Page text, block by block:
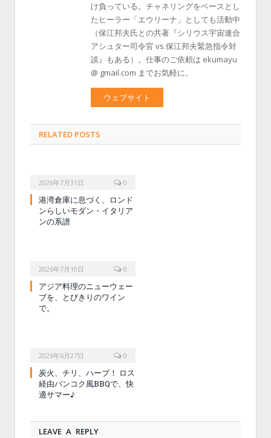
け負っている。チャネリングをベースとし
たヒーラー「エウリーナ」としても活動中
（保江邦夫氏との共著『シリウス宇宙連合
アシュター司令官 vs.保江邦夫緊急指令対
談』もある）。仕事のご依頼は ekumayu
@ gmail.com までお気軽に。
ウェブサイト
RELATED POSTS
2026年7月31日 0
港湾倉庫に息づく、ロンド
ンらしいモダン・イタリア
ンの系譜
2026年7月10日 0
アジア料理のニューウェー
ブを、とびきりのワイン
で。
2026年6月27日 0
炭火、チリ、ハーブ！ ロス
経由バンコク風BBQで、快
適サマー♪
LEAVE A REPLY